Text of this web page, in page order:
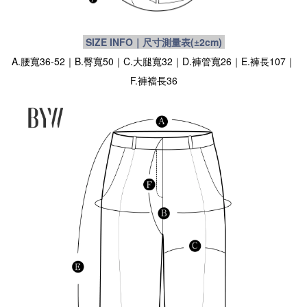
SIZE INFO｜尺寸測量表(±2cm)
A.腰寬36-52｜B.臀寬50｜C.大腿寬32｜D.褲管寬26｜E.褲長107｜
F.褲襠長36